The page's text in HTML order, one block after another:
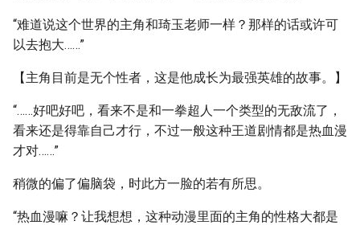
“难道说这个世界的主角和琦玉老师一样？那样的话或许可
以去抱大……”
【主角目前是无个性者，这是他成长为最强英雄的故事。】
“……好吧好吧，看来不是和一拳超人一个类型的无敌流了，
看来还是得靠自己才行，不过一般这种王道剧情都是热血漫
才对……”
稍微的偏了偏脑袋，时此方一脸的若有所思。
“热血漫嘛？让我想想，这种动漫里面的主角的性格大都是